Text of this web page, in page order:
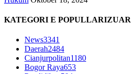
KATEGORI E POPULLARIZUAR
News3341
Daerah2484
Cianjurpolitan1180
Bogor Raya653